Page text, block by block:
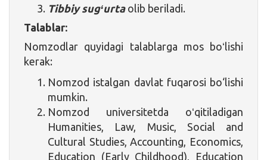
Tibbiy sugʻurtaolib beriladi.
Talablar:
Nomzodlar quyidagi talablarga mos boʻlishi
kerak:
Nomzod istalgan davlat fuqarosi bo‘lishi
mumkin.
Nomzod universitetda oʻqitiladigan
Humanities, Law, Music, Social and
Cultural Studies, Accounting, Economics,
Education (Early Childhood), Education